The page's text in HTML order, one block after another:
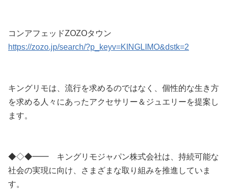
コンアフェッドZOZOタウン
https://zozo.jp/search/?p_keyv=KINGLIMO&dstk=2
キングリモは、流行を求めるのではなく、個性的な生き方
を求める人々にあったアクセサリー＆ジュエリーを提案し
ます。
◆◇◆━━ キングリモジャパン株式会社は、持続可能な
社会の実現に向け、さまざまな取り組みを推進していま
す。